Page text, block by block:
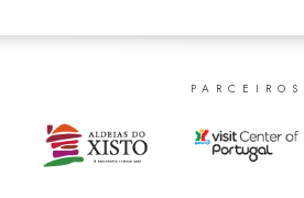
PARCEIROS